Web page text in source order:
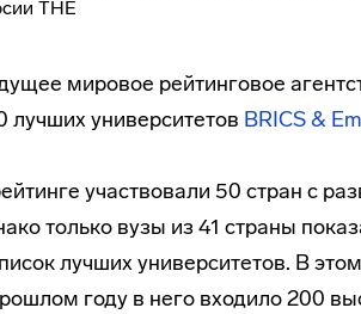
мировое рейтинговое
лучших университетов BRICS &
участвовали 50 стран с
только вузы из 41 страны
лучших университетов. В
году в него входило 200